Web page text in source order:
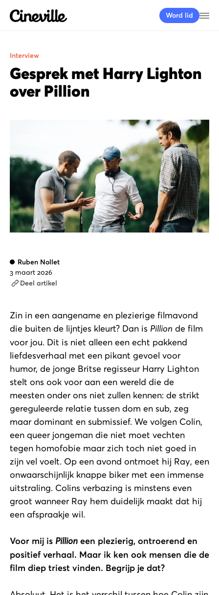
Cineville Logo
Word lid
Interview
Gesprek met Harry Lighton
over Pillion
Ruben Nollet
3 maart 2026
Deel artikel
Zin in een aangename en plezierige filmavond
die buiten de lijntjes kleurt? Dan is Pillion de film
voor jou. Dit is niet alleen een echt pakkend
liefdesverhaal met een pikant gevoel voor
humor, de jonge Britse regisseur Harry Lighton
stelt ons ook voor aan een wereld die de
meesten onder ons niet zullen kennen: de strikt
gereguleerde relatie tussen dom en sub, zeg
maar dominant en submissief. We volgen Colin,
een queer jongeman die niet moet vechten
tegen homofobie maar zich toch niet goed in
zijn vel voelt. Op een avond ontmoet hij Ray, een
onwaarschijnlijk knappe biker met een immense
uitstraling. Colins verbazing is minstens even
groot wanneer Ray hem duidelijk maakt dat hij
een afspraakje wil.
Voor mij is Pillion een plezierig, ontroerend en
positief verhaal. Maar ik ken ook mensen die de
film diep triest vinden. Begrijp je dat?